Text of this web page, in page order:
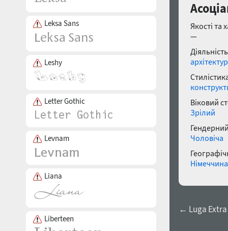
Leksa Sans
Leshy
Letter Gothic
Levnam
Liana
Liberteen
Якості та
—
Віковий
Зрілий
Чоловіча
Німеччина
← Luga